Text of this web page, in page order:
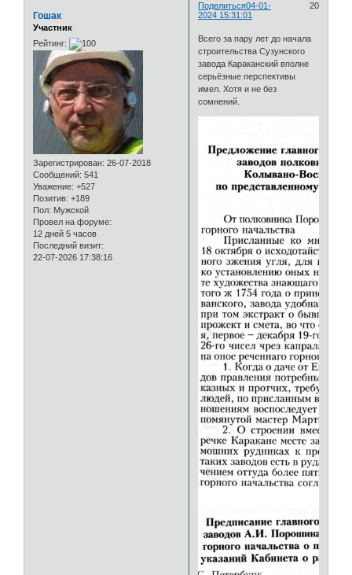
Поделиться 20
04-01-
2024 15:31:01
Гошак
Участник
Рейтинг:
Зарегистрирован: 26-07-2018
Сообщений: 541
Уважение: +527
Позитив: +189
Пол: Мужской
Провел на форуме:
12 дней 5 часов
Последний визит:
22-07-2026 17:38:16
Всего за пару лет до начала
строительства Сузунского
завода Караканский вполне
серьёзные перспективы
имел. Хотя и не без
сомнений.